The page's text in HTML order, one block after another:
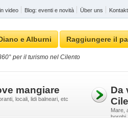
video Blog: eventi e novità Über uns Kontakt
e Alburni Raggiungere il
per il turismo nel Cilento
mangiare
locali, lidi balneari, etc
Da
Mare,
borghi